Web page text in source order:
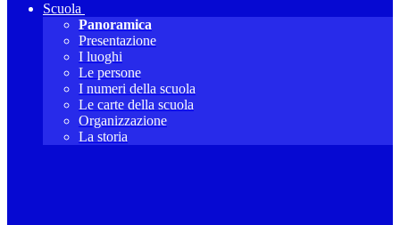
Scuola
Panoramica
Presentazione
I luoghi
Le persone
I numeri della scuola
Le carte della scuola
Organizzazione
La storia